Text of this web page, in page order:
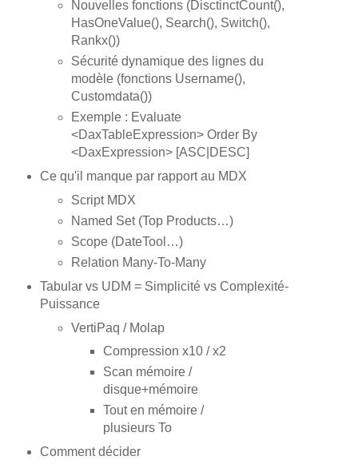
Nouvelles fonctions (DisctinctCount(),
HasOneValue(), Search(), Switch(),
Rankx())
Sécurité dynamique des lignes du
modèle (fonctions Username(),
Customdata())
Exemple : Evaluate
<DaxTableExpression> Order By
<DaxExpression> [ASC|DESC]
Ce qu'il manque par rapport au MDX
Script MDX
Named Set (Top Products…)
Scope (DateTool…)
Relation Many-To-Many
Tabular vs UDM = Simplicité vs Complexité-
Puissance
VertiPaq / Molap
Compression x10 / x2
Scan mémoire /
disque+mémoire
Tout en mémoire /
plusieurs To
Comment décider